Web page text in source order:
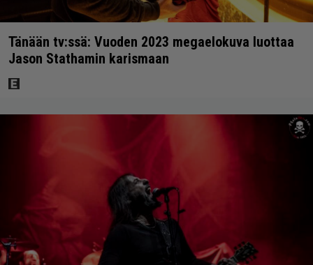
Tänään tv:ssä: Vuoden 2023 megaelokuva luottaa
Jason Stathamin karismaan